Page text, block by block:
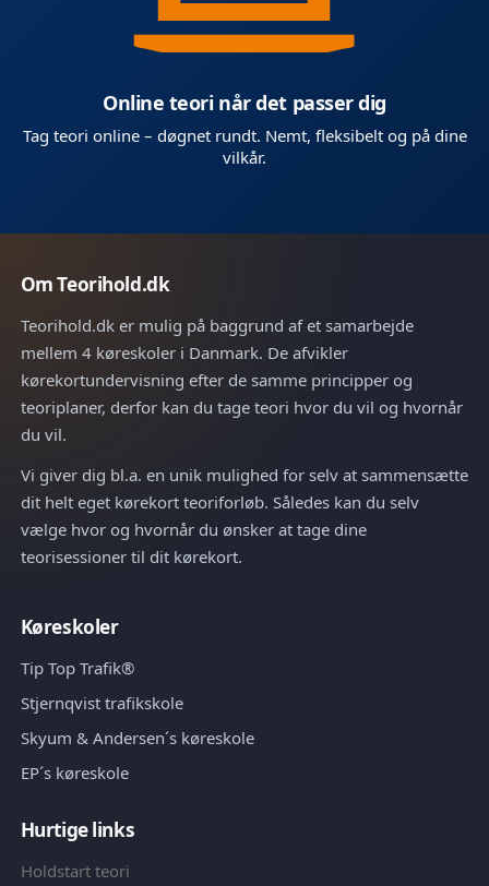
Online teori når det passer dig
Tag teori online – døgnet rundt. Nemt, fleksibelt og på dine
vilkår.
Om Teorihold.dk
Teorihold.dk er mulig på baggrund af et samarbejde
mellem 4 køreskoler i Danmark. De afvikler
kørekortundervisning efter de samme principper og
teoriplaner, derfor kan du tage teori hvor du vil og hvornår
du vil.
Vi giver dig bl.a. en unik mulighed for selv at sammensætte
dit helt eget kørekort teoriforløb. Således kan du selv
vælge hvor og hvornår du ønsker at tage dine
teorisessioner til dit kørekort.
Køreskoler
Tip Top Trafik®
Stjernqvist trafikskole
Skyum & Andersen´s køreskole
EP´s køreskole
Hurtige links
Holdstart teori